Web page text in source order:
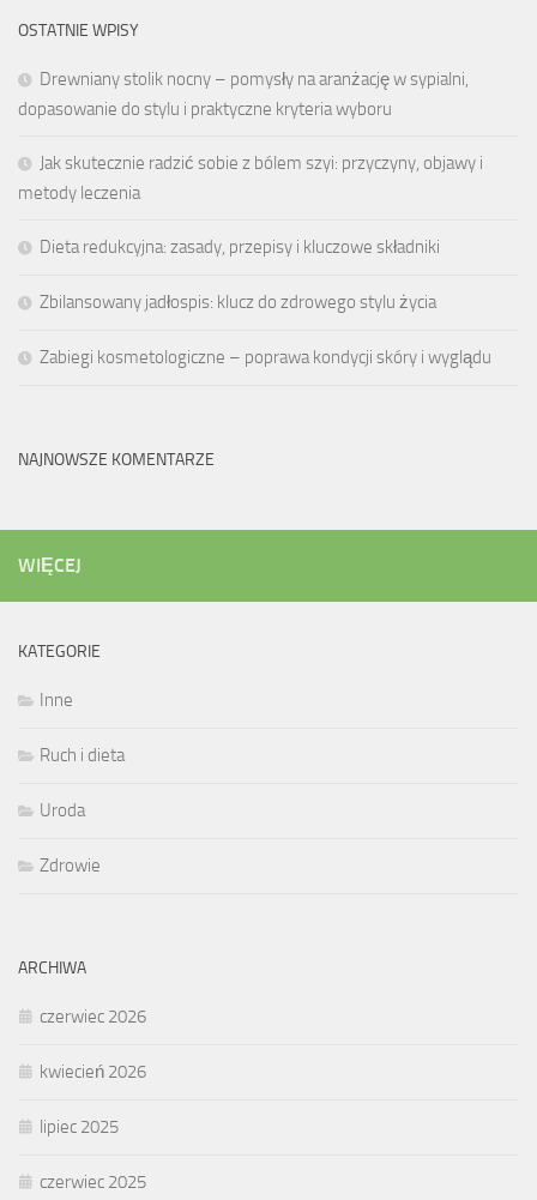
OSTATNIE WPISY
Drewniany stolik nocny – pomysły na aranżację w sypialni,
dopasowanie do stylu i praktyczne kryteria wyboru
Jak skutecznie radzić sobie z bólem szyi: przyczyny, objawy i
metody leczenia
Dieta redukcyjna: zasady, przepisy i kluczowe składniki
Zbilansowany jadłospis: klucz do zdrowego stylu życia
Zabiegi kosmetologiczne – poprawa kondycji skóry i wyglądu
NAJNOWSZE KOMENTARZE
WIĘCEJ
KATEGORIE
Inne
Ruch i dieta
Uroda
Zdrowie
ARCHIWA
czerwiec 2026
kwiecień 2026
lipiec 2025
czerwiec 2025